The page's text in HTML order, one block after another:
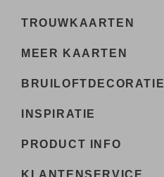
TROUWKAARTEN
MEER KAARTEN
BRUILOFTDECORATIE
INSPIRATIE
PRODUCT INFO
KLANTENSERVICE